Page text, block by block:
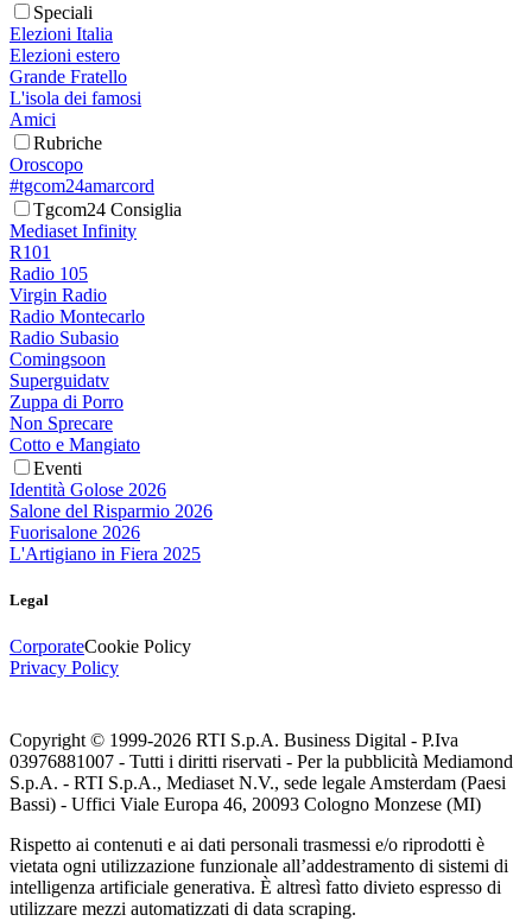
Speciali
Elezioni Italia
Elezioni estero
Grande Fratello
L'isola dei famosi
Amici
Rubriche
Oroscopo
#tgcom24amarcord
Tgcom24 Consiglia
Mediaset Infinity
R101
Radio 105
Virgin Radio
Radio Montecarlo
Radio Subasio
Comingsoon
Superguidatv
Zuppa di Porro
Non Sprecare
Cotto e Mangiato
Eventi
Identità Golose 2026
Salone del Risparmio 2026
Fuorisalone 2026
L'Artigiano in Fiera 2025
Legal
CorporateCookie Policy
Privacy Policy
Copyright © 1999-2026 RTI S.p.A. Business Digital - P.Iva
03976881007 - Tutti i diritti riservati - Per la pubblicità Mediamond
S.p.A. - RTI S.p.A., Mediaset N.V., sede legale Amsterdam (Paesi
Bassi) - Uffici Viale Europa 46, 20093 Cologno Monzese (MI)
Rispetto ai contenuti e ai dati personali trasmessi e/o riprodotti è
vietata ogni utilizzazione funzionale all’addestramento di sistemi di
intelligenza artificiale generativa. È altresì fatto divieto espresso di
utilizzare mezzi automatizzati di data scraping.